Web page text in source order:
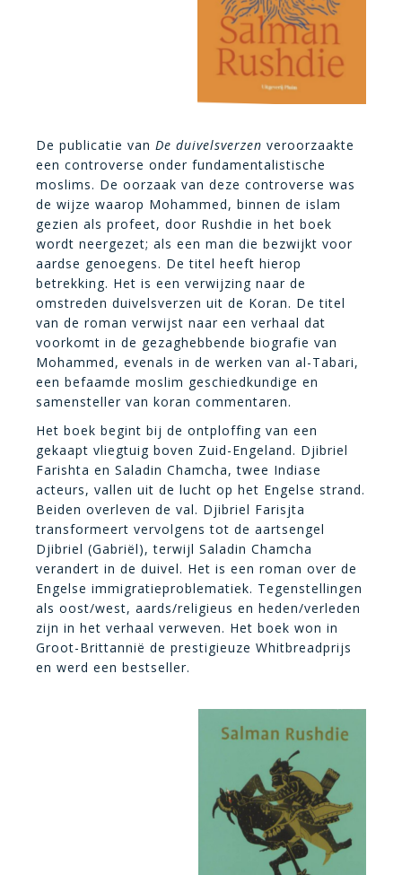
De publicatie van De duivelsverzen veroorzaakte
een controverse onder fundamentalistische
moslims. De oorzaak van deze controverse was
de wijze waarop Mohammed, binnen de islam
gezien als profeet, door Rushdie in het boek
wordt neergezet; als een man die bezwijkt voor
aardse genoegens. De titel heeft hierop
betrekking. Het is een verwijzing naar de
omstreden duivelsverzen uit de Koran. De titel
van de roman verwijst naar een verhaal dat
voorkomt in de gezaghebbende biografie van
Mohammed, evenals in de werken van al-Tabari,
een befaamde moslim geschiedkundige en
samensteller van koran commentaren.
Het boek begint bij de ontploffing van een
gekaapt vliegtuig boven Zuid-Engeland. Djibriel
Farishta en Saladin Chamcha, twee Indiase
acteurs, vallen uit de lucht op het Engelse strand.
Beiden overleven de val. Djibriel Farisjta
transformeert vervolgens tot de aartsengel
Djibriel (Gabriël), terwijl Saladin Chamcha
verandert in de duivel. Het is een roman over de
Engelse immigratieproblematiek. Tegenstellingen
als oost/west, aards/religieus en heden/verleden
zijn in het verhaal verweven. Het boek won in
Groot-Brittannië de prestigieuze Whitbreadprijs
en werd een bestseller.